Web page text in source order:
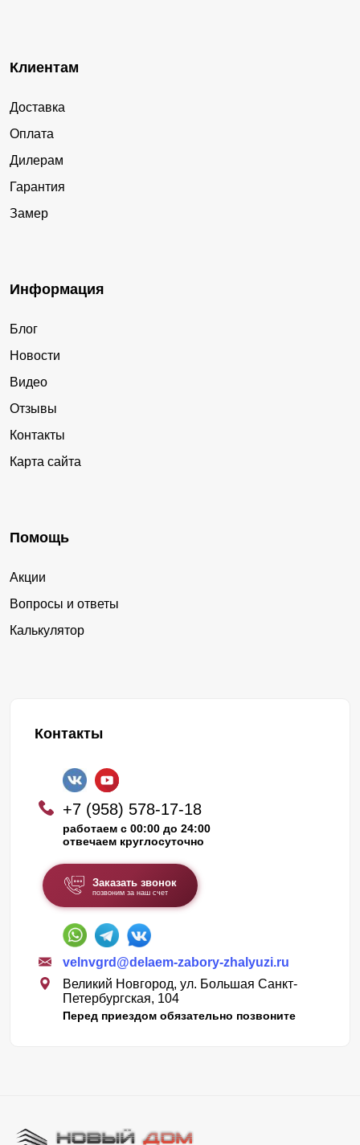
Клиентам
Доставка
Оплата
Дилерам
Гарантия
Замер
Информация
Блог
Новости
Видео
Отзывы
Контакты
Карта сайта
Помощь
Акции
Вопросы и ответы
Калькулятор
Контакты
+7 (958) 578-17-18
работаем с 00:00 до 24:00
отвечаем круглосуточно
Заказать звонок
позвоним за наш счет
velnvgrd@delaem-zabory-zhalyuzi.ru
Великий Новгород, ул. Большая Санкт-
Петербургская, 104
Перед приездом обязательно позвоните